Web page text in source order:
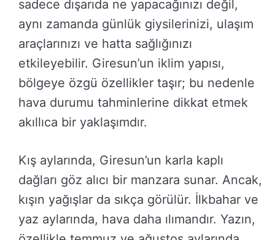
sadece dışarıda ne yapacağınızı değil,
aynı zamanda günlük giysilerinizi, ulaşım
araçlarınızı ve hatta sağlığınızı
etkileyebilir. Giresun’un iklim yapısı,
bölgeye özgü özellikler taşır; bu nedenle
hava durumu tahminlerine dikkat etmek
akıllıca bir yaklaşımdır.
Kış aylarında, Giresun’un karla kaplı
dağları göz alıcı bir manzara sunar. Ancak,
kışın yağışlar da sıkça görülür. İlkbahar ve
yaz aylarında, hava daha ılımandır. Yazın,